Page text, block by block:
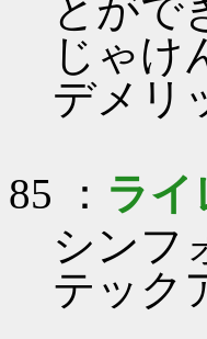
とがで
じゃけ
デメリ
85 ： ライ
シンフ
テック